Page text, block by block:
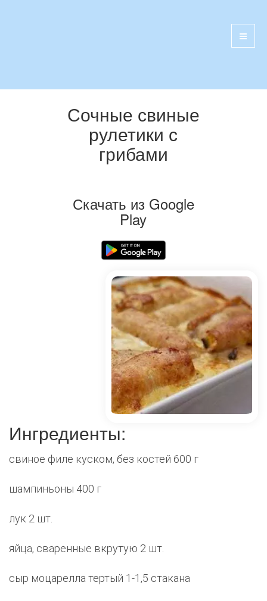
Сочные свиные
рулетики с
грибами
Скачать из Google
Play
Ингредиенты:
свиное филе куском, без костей 600 г
шампиньоны 400 г
лук 2 шт.
яйца, сваренные вкрутую 2 шт.
сыр моцарелла тертый 1-1,5 стакана